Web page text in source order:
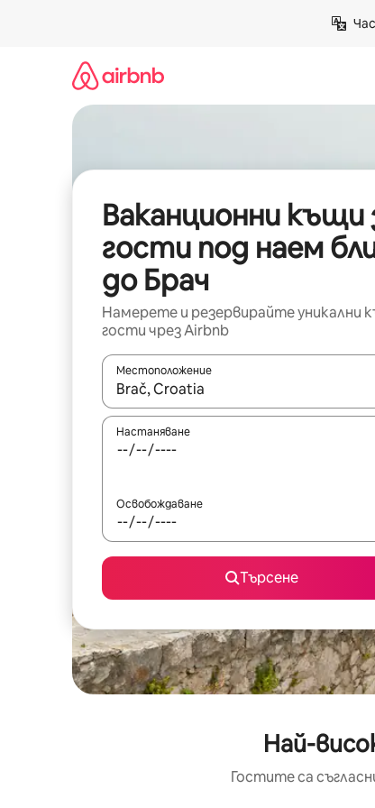
Ваканционни къщи
гости под наем
до Брач
Намерете и резервирайте уникални
гости чрез Airbnb
Местоположение
Когато резултатите се покажат,
Настаняване
Освобождаване
Търсене
Най-
Гостите са